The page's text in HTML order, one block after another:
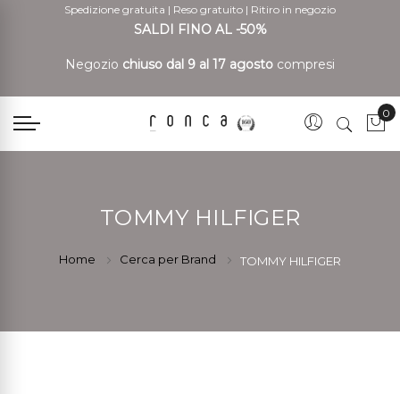
Spedizione gratuita | Reso gratuito | Ritiro in negozio
SALDI FINO AL -50%
Negozio chiuso dal 9 al 17 agosto compresi
0
TOMMY HILFIGER
Home Cerca per Brand TOMMY HILFIGER